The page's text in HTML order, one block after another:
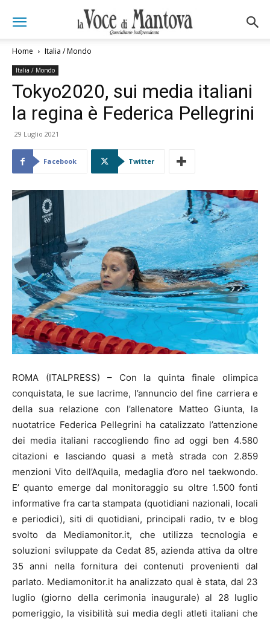
Home Italia / Mondo
Italia / Mondo
Tokyo2020, sui media italiani
la regina è Federica Pellegrini
29 Luglio 2021
Facebook Twitter
ROMA (ITALPRESS) – Con la quinta finale olimpica
conquistata, le sue lacrime, l’annuncio del fine carriera e
della sua relazione con l’allenatore Matteo Giunta, la
nuotatrice Federica Pellegrini ha catalizzato l’attenzione
dei media italiani raccogliendo fino ad oggi ben 4.580
citazioni e lasciando quasi a metà strada con 2.859
menzioni Vito dell’Aquila, medaglia d’oro nel taekwondo.
E’ quanto emerge dal monitoraggio su oltre 1.500 fonti
informative fra carta stampata (quotidiani nazionali, locali
e periodici), siti di quotidiani, principali radio, tv e blog
svolto da Mediamonitor.it, che utilizza tecnologia e
soluzioni sviluppate da Cedat 85, azienda attiva da oltre
35 anni nella fornitura dei contenuti provenienti dal
parlato. Mediamonitor.it ha analizzato qual è stata, dal 23
luglio (giorno della cerimonia inaugurale) al 28 luglio
pomeriggio, la visibilità sui media degli atleti italiani che